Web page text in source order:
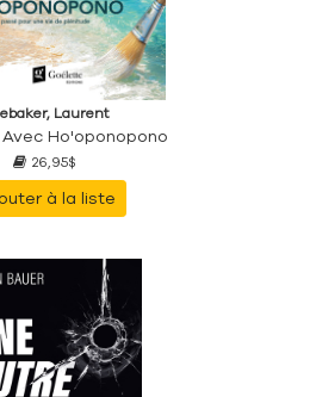
Laurent
Ho'oponopono
26,95$
à la liste